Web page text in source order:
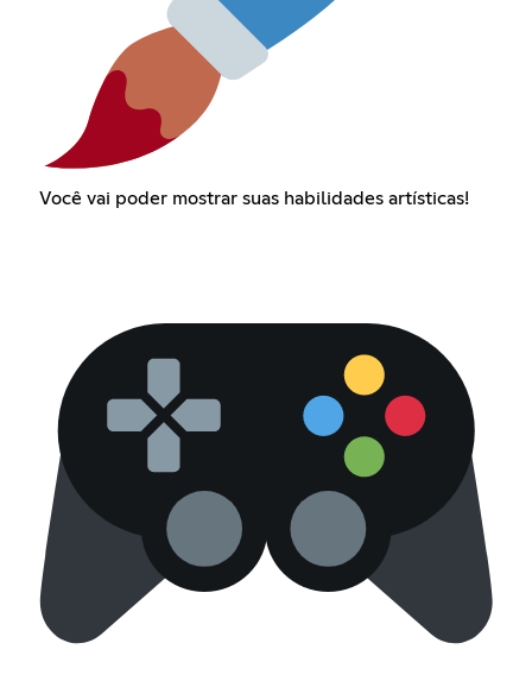
Você vai poder mostrar suas habilidades artísticas!